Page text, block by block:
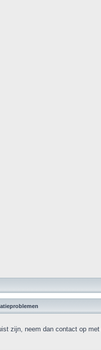
zijn, neem dan contact op